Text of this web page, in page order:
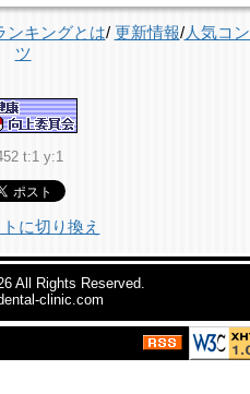
ンキングとは/ 更新情報/人気コ
ツ
t:1 y:1
に切り換え
All Rights Reserved.
clinic.com